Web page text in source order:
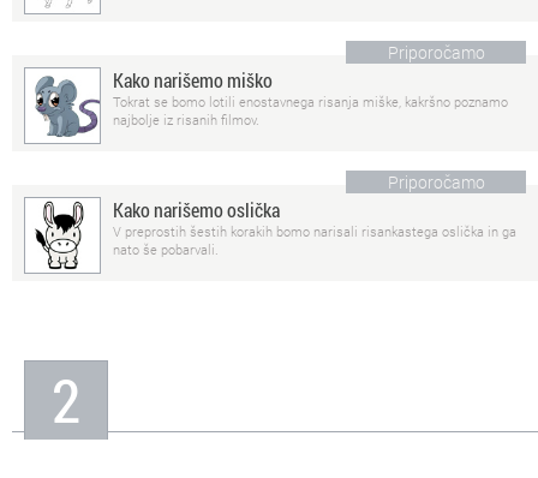
Priporočamo
Kako narišemo miško
Tokrat se bomo lotili enostavnega risanja miške, kakršno poznamo
najbolje iz risanih filmov.
Priporočamo
Kako narišemo oslička
V preprostih šestih korakih bomo narisali risankastega oslička in ga
nato še pobarvali.
2